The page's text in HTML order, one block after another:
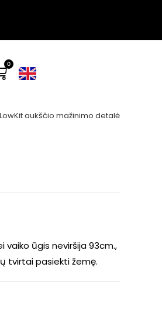
0
LowKit aukščio mažinimo detalė
ūgis neviršija 93cm.,
tvirtai pasiekti žemę.